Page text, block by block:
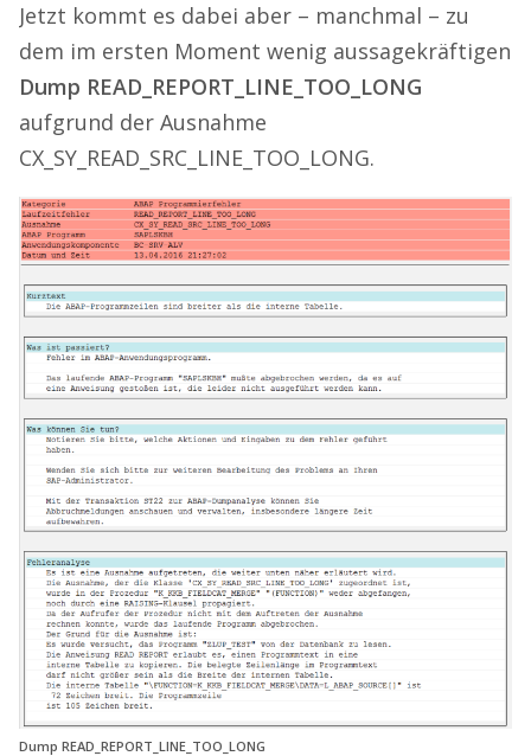
Jetzt kommt es dabei aber – manchmal – zu
dem im ersten Moment wenig aussagekräftigen
Dump READ_REPORT_LINE_TOO_LONG
aufgrund der Ausnahme
CX_SY_READ_SRC_LINE_TOO_LONG.
Dump READ_REPORT_LINE_TOO_LONG